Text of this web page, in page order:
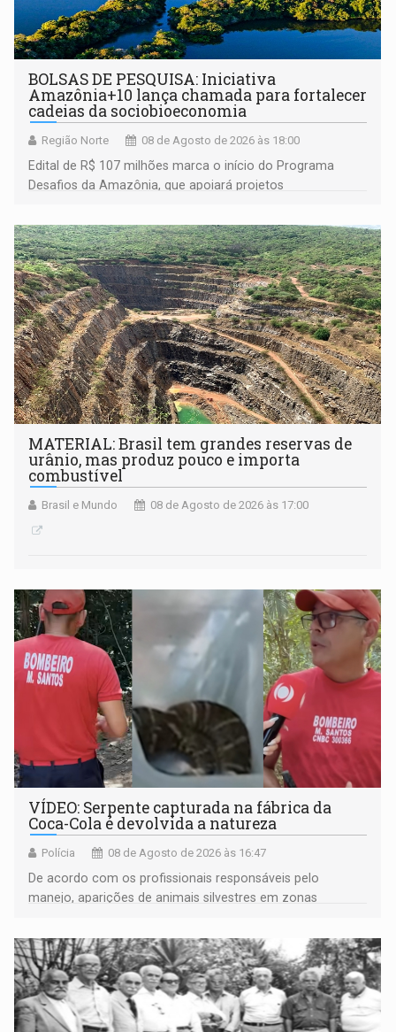
BOLSAS DE PESQUISA: Iniciativa
Amazônia+10 lança chamada para fortalecer
cadeias da sociobioeconomia
Região Norte 08 de Agosto de 2026 às 18:00
Edital de R$ 107 milhões marca o início do Programa
Desafios da Amazônia, que apoiará projetos
submissão de pré-propostas poderá ser feita até 1º de
setembro
MATERIAL: Brasil tem grandes reservas de
urânio, mas produz pouco e importa
combustível
Brasil e Mundo 08 de Agosto de 2026 às 17:00
VÍDEO: Serpente capturada na fábrica da
Coca-Cola é devolvida a natureza
Polícia 08 de Agosto de 2026 às 16:47
De acordo com os profissionais responsáveis pelo
manejo, aparições de animais silvestres em zonas